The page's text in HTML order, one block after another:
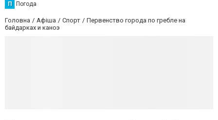
П Погода
Головна Афіша Спорт
Первенство города по гребле на
байдарках и каноэ